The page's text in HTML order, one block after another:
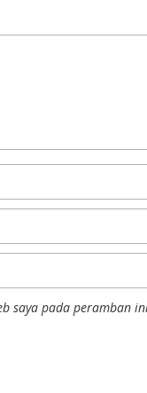
saya pada peramban